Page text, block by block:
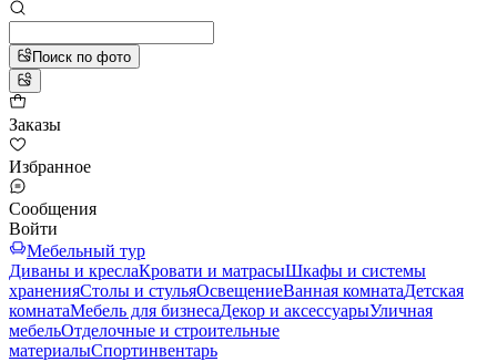
Поиск по фото
Заказы
Избранное
Сообщения
Войти
Мебельный тур
Диваны и креслаКровати и матрасыШкафы и системы
храненияСтолы и стульяОсвещениеВанная комнатаДетская
комнатаМебель для бизнесаДекор и аксессуарыУличная
мебельОтделочные и строительные
материалыСпортинвентарь